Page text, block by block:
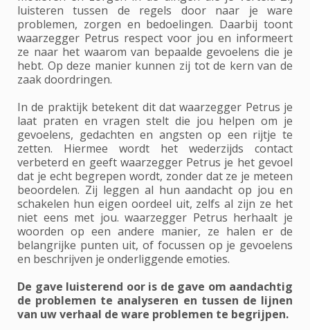
luisteren tussen de regels door naar je ware
problemen, zorgen en bedoelingen. Daarbij toont
waarzegger Petrus respect voor jou en informeert
ze naar het waarom van bepaalde gevoelens die je
hebt. Op deze manier kunnen zij tot de kern van de
zaak doordringen.
In de praktijk betekent dit dat waarzegger Petrus je
laat praten en vragen stelt die jou helpen om je
gevoelens, gedachten en angsten op een rijtje te
zetten. Hiermee wordt het wederzijds contact
verbeterd en geeft waarzegger Petrus je het gevoel
dat je echt begrepen wordt, zonder dat ze je meteen
beoordelen. Zij leggen al hun aandacht op jou en
schakelen hun eigen oordeel uit, zelfs al zijn ze het
niet eens met jou. waarzegger Petrus herhaalt je
woorden op een andere manier, ze halen er de
belangrijke punten uit, of focussen op je gevoelens
en beschrijven je onderliggende emoties.
De gave luisterend oor is de gave om aandachtig
de problemen te analyseren en tussen de lijnen
van uw verhaal de ware problemen te begrijpen.